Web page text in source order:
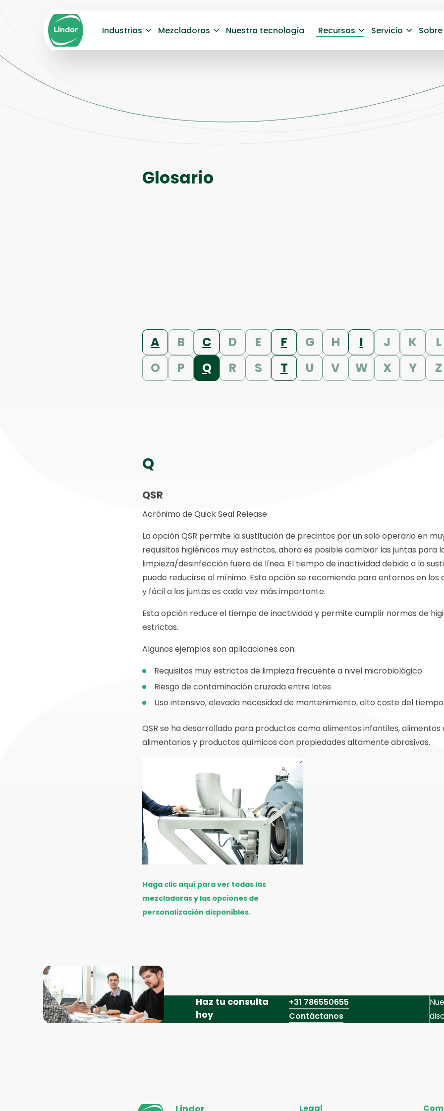
Industrias Mezcladoras Nuestra tecnología Recursos Servicio
Glosario
A B C D E F G H I J K
L
O
P Q R S T U V W X Y Z
Q
QSR
Acrónimo de Quick Seal Release
La opción QSR permite la sustitución de precintos por un solo operario en
requisitos higiénicos muy estrictos, ahora es posible cambiar las juntas para
limpieza/desinfección fuera de línea. El tiempo de inactividad debido a la
puede reducirse al mínimo. Esta opción se recomienda para entornos en los
y fácil a las juntas es cada vez más importante.
Esta opción reduce el tiempo de inactividad y permite cumplir normas de
estrictas.
Algunos ejemplos son aplicaciones con:
Requisitos muy estrictos de limpieza frecuente a nivel microbiológico
Riesgo de contaminación cruzada entre lotes
Uso intensivo, elevada necesidad de mantenimiento, alto coste del
QSR se ha desarrollado para productos como alimentos infantiles, alimentos
alimentarios y productos químicos con propiedades altamente abrasivas.
Haga clic aquí para ver todas las
mezcladoras y las opciones de
personalización disponibles.
Haz tu consulta
hoy
+31 786550655
Contáctanos
Legal